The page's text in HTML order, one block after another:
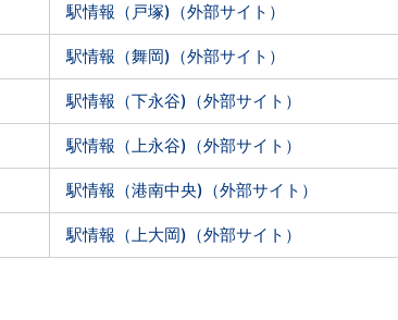
駅情報（戸塚)（外部サイト）
駅情報（舞岡)（外部サイト）
駅情報（下永谷)（外部サイト）
駅情報（上永谷)（外部サイト）
駅情報（港南中央)（外部サイト）
駅情報（上大岡)（外部サイト）